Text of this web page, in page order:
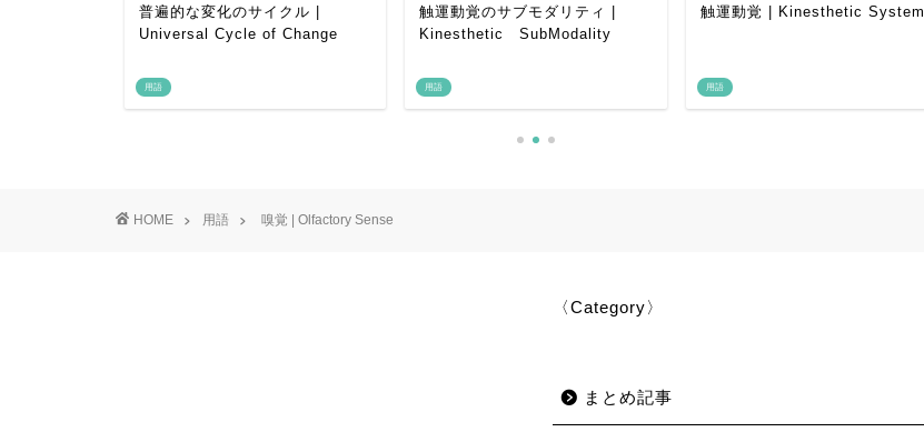
用語
普遍的な変化のサイクル |
Universal Cycle of Change
用語
触運動覚のサブモダリティ |
Kinesthetic SubModality
用語
触運動覚 | Kinesthetic System
HOME 用語 嗅覚 | Olfactory Sense
〈Category〉
まとめ記事